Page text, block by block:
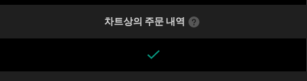
차트상의 주문 내역